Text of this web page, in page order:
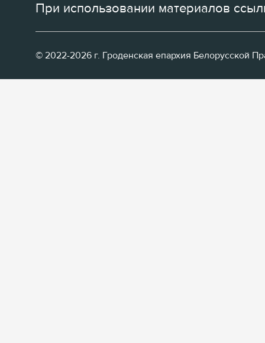
При использовании материалов
© 2022-2026 г. Гроденская епархия Белорусской